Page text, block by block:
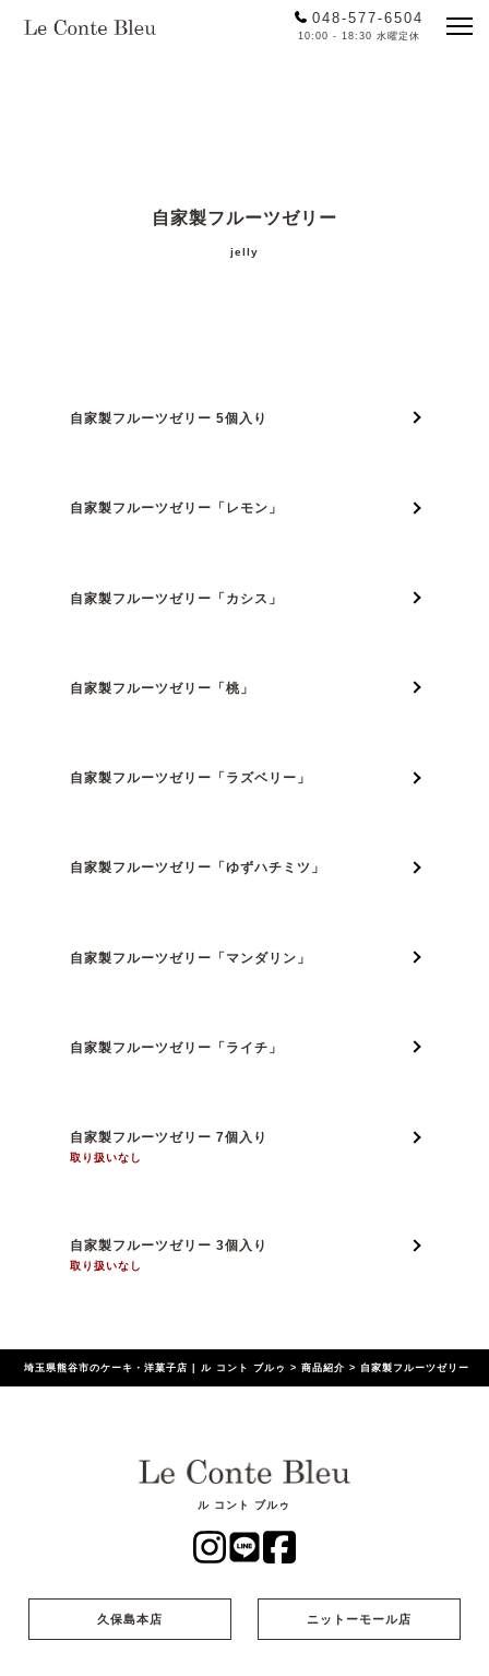
048-577-6504
10:00 - 18:30 水曜定休
自家製フルーツゼリー
jelly
自家製フルーツゼリー 5個入り
自家製フルーツゼリー「レモン」
自家製フルーツゼリー「カシス」
自家製フルーツゼリー「桃」
自家製フルーツゼリー「ラズベリー」
自家製フルーツゼリー「ゆずハチミツ」
自家製フルーツゼリー「マンダリン」
自家製フルーツゼリー「ライチ」
自家製フルーツゼリー 7個入り
取り扱いなし
自家製フルーツゼリー 3個入り
取り扱いなし
埼玉県熊谷市のケーキ・洋菓子店 | ル コント ブルゥ >商品紹介 > 自家製フルーツゼリー
ル コント ブルゥ
久保島本店 ニットーモール店